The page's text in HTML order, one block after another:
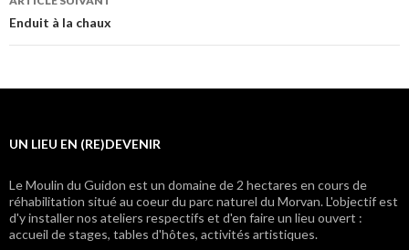
Enduit à la chaux
UN LIEU EN (RE)DEVENIR
Le Moulin du Guidon est un domaine de 2 hectares en cours de
réhabilitation situé au coeur du parc naturel du Morvan. L'objectif est
d'y installer nos ateliers respectifs et d'en faire un lieu ouvert :
accueil de stages, tables d'hôtes, activités artistiques.